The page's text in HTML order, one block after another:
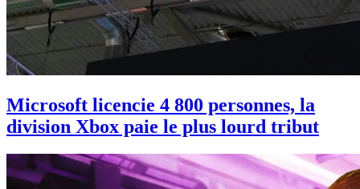
Microsoft licencie 4 800 personnes, la
division Xbox paie le plus lourd tribut